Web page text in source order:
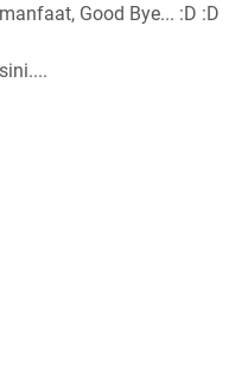
Good Bye... :D :D